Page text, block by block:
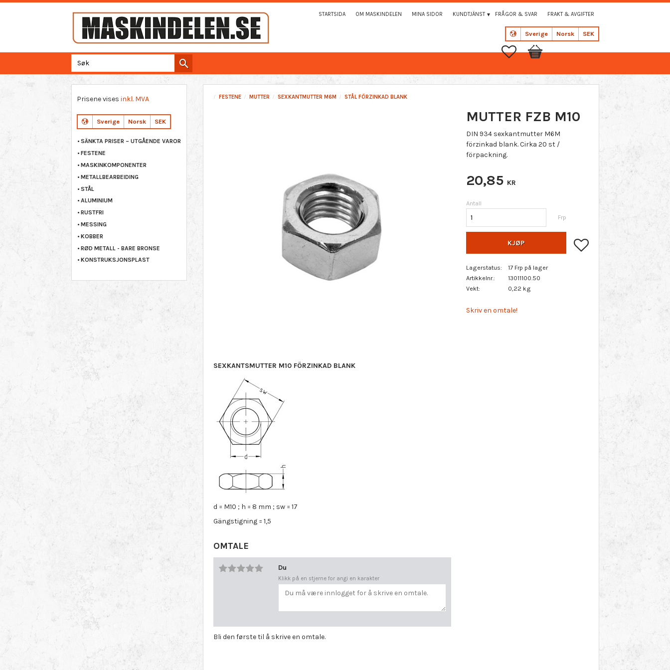
Sverige Norsk SEK
STARTSIDA OM MASKINDELEN MINA SIDOR KUNDTJÄNST FRÅGOR & SVAR FRAKT & AVGIFTER
Favoritter
Handlekurv
FESTENE MUTTER SEXKANTMUTTER M6M STÅL FÖRZINKAD BLANK
MUTTER FZB M10
DIN 934 sexkantmutter M6M
förzinkad blank. Cirka 20 st /
förpackning.
20,85 KR
Antall
Frp
KJØP Lagre som favoritt
Lagerstatus
17 Frp på lager
Artikkelnr.
13011100.50
Vekt
0,22 kg
Skriv en omtale!
SEXKANTSMUTTER M10 FÖRZINKAD BLANK
d = M10 ; h = 8 mm ; sw = 17
Gängstigning = 1,5
OMTALE
Du
Klikk på en stjerne for angi en karakter
Bli den første til å skrive en omtale.
Prisene vises inkl. MVA
Sverige Norsk SEK
SÄNKTA PRISER – UTGÅENDE VAROR
FESTENE
MASKINKOMPONENTER
METALLBEARBEIDING
STÅL
ALUMINIUM
RUSTFRI
MESSING
KOBBER
RØD METALL - BARE BRONSE
KONSTRUKSJONSPLAST